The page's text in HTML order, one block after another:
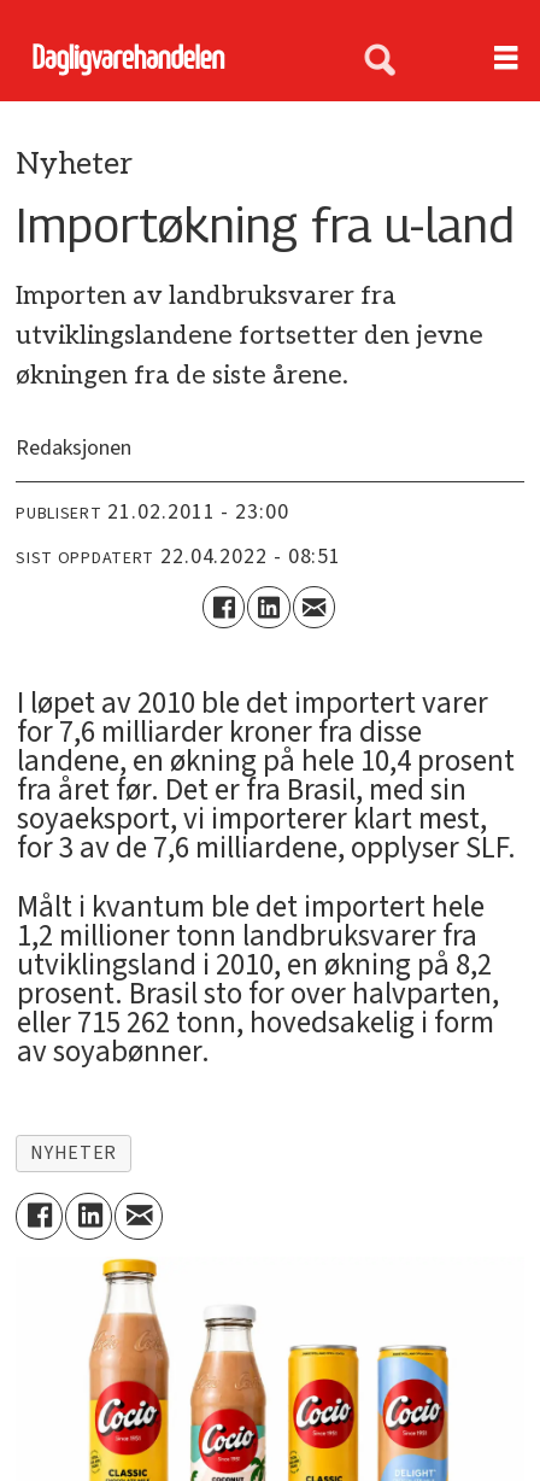
Nyheter
Importøkning fra u-land
Importen av landbruksvarer fra
utviklingslandene fortsetter den jevne
økningen fra de siste årene.
Redaksjonen
PUBLISERT 21.02.2011 - 23:00
SIST OPPDATERT 22.04.2022 - 08:51
I løpet av 2010 ble det importert varer
for 7,6 milliarder kroner fra disse
landene, en økning på hele 10,4 prosent
fra året før. Det er fra Brasil, med sin
soyaeksport, vi importerer klart mest,
for 3 av de 7,6 milliardene, opplyser SLF.
Målt i kvantum ble det importert hele
1,2 millioner tonn landbruksvarer fra
utviklingsland i 2010, en økning på 8,2
prosent. Brasil sto for over halvparten,
eller 715 262 tonn, hovedsakelig i form
av soyabønner.
NYHETER